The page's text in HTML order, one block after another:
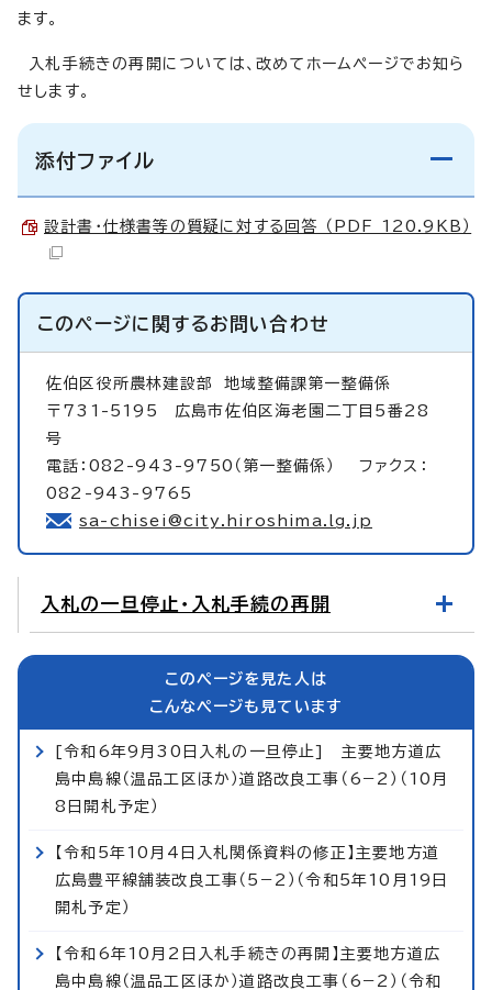
ます。
入札手続きの再開については、改めてホームページでお知ら
せします。
添付ファイル
設計書・仕様書等の質疑に対する回答 （PDF 120.9KB）
このページに関するお問い合わせ
佐伯区役所農林建設部地域整備課第一整備係
〒731-5195 広島市佐伯区海老園二丁目5番28
号
電話：082-943-9750（第一整備係） ファクス：
082-943-9765
sa-chisei@city.hiroshima.lg.jp
入札の一旦停止・入札手続の再開
このページを見た人は
こんなページも見ています
[令和6年9月30日入札の一旦停止] 主要地方道広
島中島線（温品工区ほか）道路改良工事（6−2）（10月
8日開札予定）
【令和5年10月4日入札関係資料の修正】主要地方道
広島豊平線舗装改良工事（5−2）（令和5年10月19日
開札予定）
【令和6年10月2日入札手続きの再開】主要地方道広
島中島線（温品工区ほか）道路改良工事（6−2）（令和